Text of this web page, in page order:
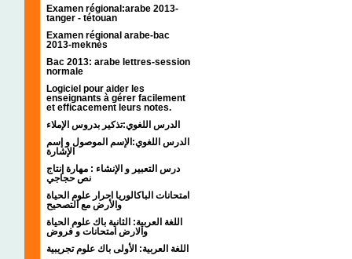
Examen régional:arabe 2013-
tanger - tétouan
Examen régional arabe-bac
2013-meknès
Bac 2013: arabe lettres-session
normale
Logiciel pour aider les
enseignants à gérer facilement
et efficacement leurs notes.
الدرس اللغوي:تذكير بدروس الإملاء
الدرس اللغوي:الإسم الموصول و إسم
الإشارة
درس التعبير و الإنشاء : مهارة إنتاج
نص حجاجي
امتحانات الباكالوريا احرار علوم الحياة
والأرض مع التصحيح
اللغة العربية: الثانية باك علوم الحياة
والارض امتحانات و فروض
اللغة العربية: الأولى باك علوم تجريبية